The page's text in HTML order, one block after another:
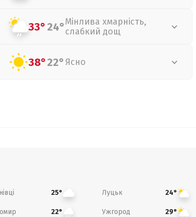
33°24°Мінлива хмарність,
слабкий дощ
38°22° Ясно
25° Луцьк 24°
22° Ужгород 29°